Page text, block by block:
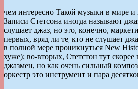
чем интересно Такой музыки в мире и
Записи Стетсона иногда называют
слушает джаз, но это, конечно,
первых, вряд ли те, кто не слушает
в полной мере проникнуться New
хуже); во-вторых, Стетстон тут скорее
джазмен, но как очень сильный
оркестр это инструмент и пара